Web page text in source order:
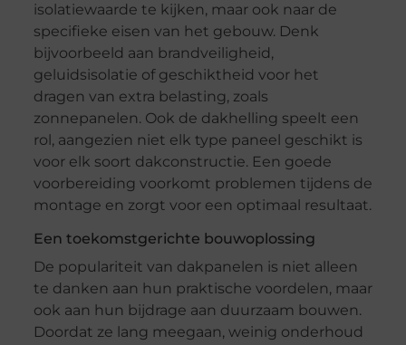
isolatiewaarde te kijken, maar ook naar de
specifieke eisen van het gebouw. Denk
bijvoorbeeld aan brandveiligheid,
geluidsisolatie of geschiktheid voor het
dragen van extra belasting, zoals
zonnepanelen. Ook de dakhelling speelt een
rol, aangezien niet elk type paneel geschikt is
voor elk soort dakconstructie. Een goede
voorbereiding voorkomt problemen tijdens de
montage en zorgt voor een optimaal resultaat.
Een toekomstgerichte bouwoplossing
De populariteit van dakpanelen is niet alleen
te danken aan hun praktische voordelen, maar
ook aan hun bijdrage aan duurzaam bouwen.
Doordat ze lang meegaan, weinig onderhoud